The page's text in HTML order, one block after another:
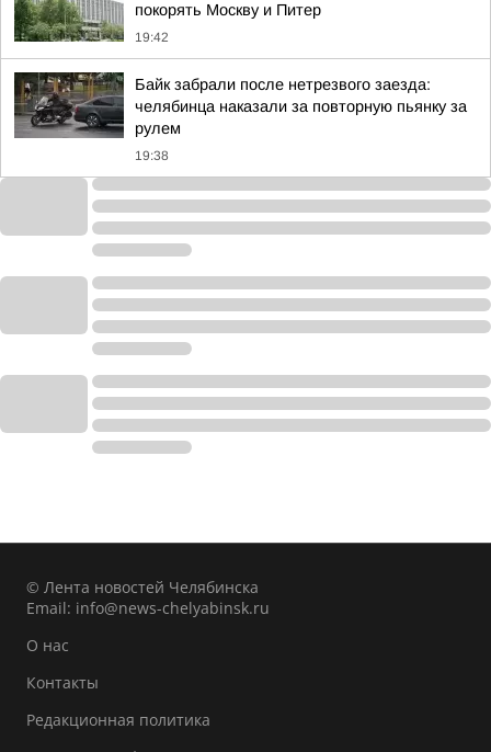
покорять Москву и Питер
19:42
Байк забрали после нетрезвого заезда:
челябинца наказали за повторную пьянку за
рулем
19:38
© Лента новостей Челябинска
Email: info@news-chelyabinsk.ru
О нас
Контакты
Редакционная политика